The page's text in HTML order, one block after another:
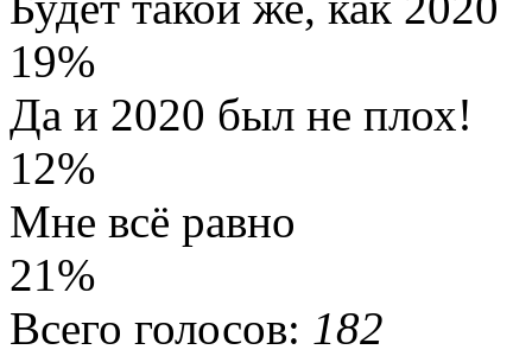
19%
Да и 2020 был не плох!
12%
Мне всё равно
21%
Всего голосов: 182